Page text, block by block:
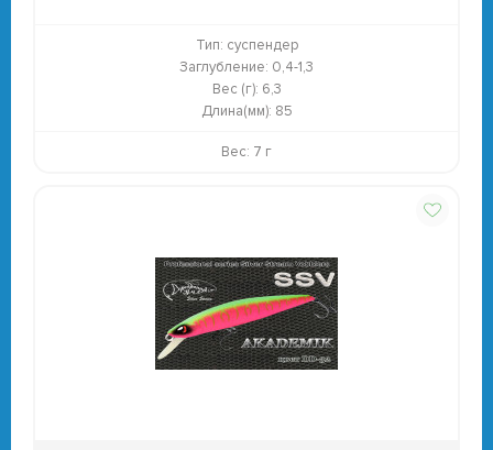
Тип: суспендер
Заглубление: 0,4-1,3
Вес (г): 6,3
Длина(мм): 85
Вес: 7 г